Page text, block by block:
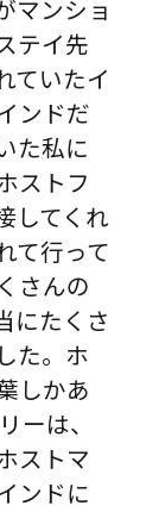
マンショ
テイ先
ていたイ
ンドだ
た私に
ストフ
してくれ
て行って
さんの
にたくさ
た。ホ
しかあ
ーは、
ストマ
ンドに